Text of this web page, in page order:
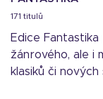
171 titulů
Edice
žánrového, ale i
klasiků či